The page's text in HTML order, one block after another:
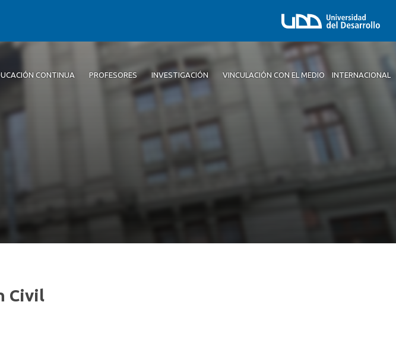
CONTINUA PROFESORES INVESTIGACIÓN VINCULACIÓN CON EL MEDIO INTERNACIONAL
Civil